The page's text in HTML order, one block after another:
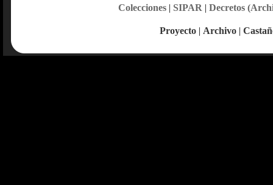
Colecciones| SIPAR | Decretos
Proyecto | Archivo |